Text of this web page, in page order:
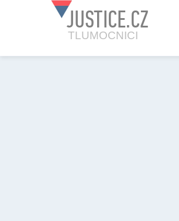
JUSTICE.CZ
TLUMOCNICI